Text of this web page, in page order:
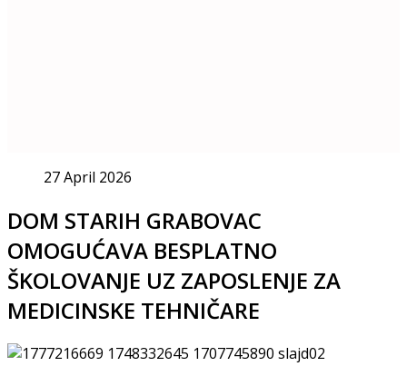
27 April 2026
DOM STARIH GRABOVAC
OMOGUĆAVA BESPLATNO
ŠKOLOVANJE UZ ZAPOSLENJE ZA
MEDICINSKE TEHNIČARE